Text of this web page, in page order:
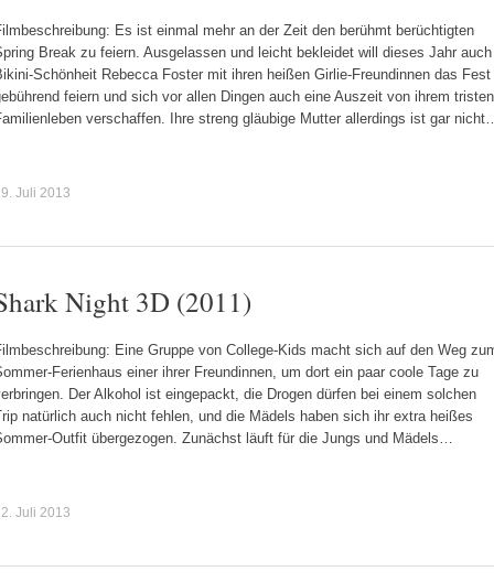
Es ist einmal mehr an der Zeit den berühmt berüchtigten
Break zu feiern. Ausgelassen und leicht bekleidet will dieses Jahr auch
Schönheit Rebecca Foster mit ihren heißen Girlie-Freundinnen das Fest
feiern und sich vor allen Dingen auch eine Auszeit von ihrem tristen
verschaffen. Ihre streng gläubige Mutter allerdings ist gar
Juli 2013
Night 3D (2011)
Eine Gruppe von College-Kids macht sich auf den Weg
Ferienhaus einer ihrer Freundinnen, um dort ein paar coole Tage zu
Der Alkohol ist eingepackt, die Drogen dürfen bei einem solchen
natürlich auch nicht fehlen, und die Mädels haben sich ihr extra heißes
Outfit übergezogen. Zunächst läuft für die Jungs und Mädels…
Juli 2013